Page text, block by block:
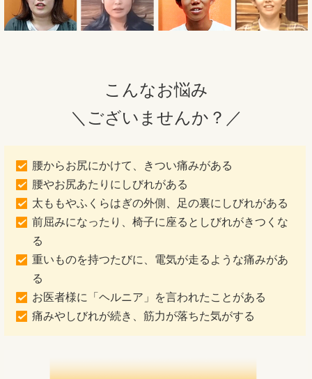
こんなお悩み
＼ございませんか？／
腰からお尻にかけて、きつい痛みがある
腰やお尻あたりにしびれがある
太ももやふくらはぎの外側、足の裏にしびれがある
前屈みになったり、椅子に座るとしびれがきつくな
る
重いものを持つたびに、電気が走るような痛みがあ
る
お医者様に「ヘルニア」を言われたことがある
痛みやしびれが続き、筋力が落ちた気がする